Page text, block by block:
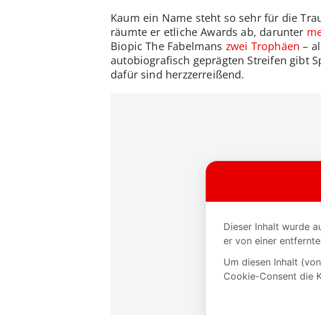
Kaum ein Name steht so sehr für die
räumte er etliche Awards ab, darunter
Biopic The Fabelmans zwei Trophäen –
autobiografisch geprägten Streifen gibt
dafür sind herzzerreißend.